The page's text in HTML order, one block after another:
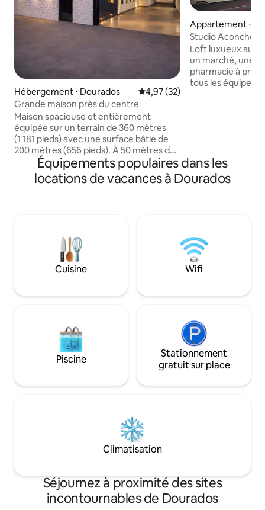
Hébergement ⋅ Dourados Évaluation moyenne sur la
4,97 (32)
Grande maison près du centre
Maison spacieuse et entièrement
équipée sur un terrain de 360 mètres
(1 181 pieds) avec une surface bâtie de
200 mètres (656 pieds). À 50 mètres de
l'Av. Hayel Bon Faker, à proximité du
centre-ville et avec un accès facile à la
BR-163. Espace gourmand avec brasero,
d'une pizzeria, d'un restaurant, d'une
boulangerie, d'un marché, d'une
pharmacie, d'une boucherie, d'une
station-service et d'un magasin de
idéal pour votre séjour à Dourados.
Appartement ⋅
Studio
Loft luxueux au
un marché, une
pharmacie à
tous les
LOFT. Nous
matelas simple
moyenne, ce qui
Équipements populaires dans les
locations de vacances à Dourados
Cuisine Wifi
Piscine
Stationnement
gratuit sur place
Climatisation
Séjournez à proximité des sites
incontournables de Dourados